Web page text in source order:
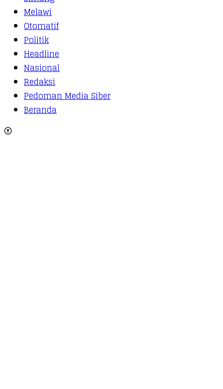
Melawi
Otomatif
Politik
Headline
Nasional
Redaksi
Pedoman Media Siber
Beranda